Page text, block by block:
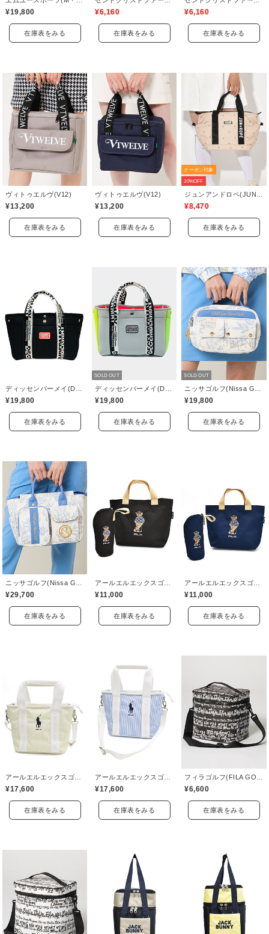
¥19,800
在庫表をみる
¥6,160
在庫表をみる
¥6,160
在庫表をみる
ヴィトゥエルヴ(V12)
¥13,200
在庫表をみる
ヴィトゥエルヴ(V12)
¥13,200
在庫表をみる
クーポン対象
30%OFF
¥8,470
在庫表をみる
¥19,800
在庫表をみる
SOLD OUT
¥19,800
在庫表をみる
SOLD OUT
¥19,800
在庫表をみる
¥29,700
在庫表をみる
¥11,000
在庫表をみる
¥11,000
在庫表をみる
アールエルエックスゴルフ(RLX GOLF)
¥17,600
在庫表をみる
アールエルエックスゴルフ(RLX GOLF)
¥17,600
在庫表をみる
フィラゴルフ(FILA GOLF)
¥6,600
在庫表をみる